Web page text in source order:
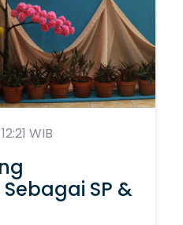
WIB
SP &